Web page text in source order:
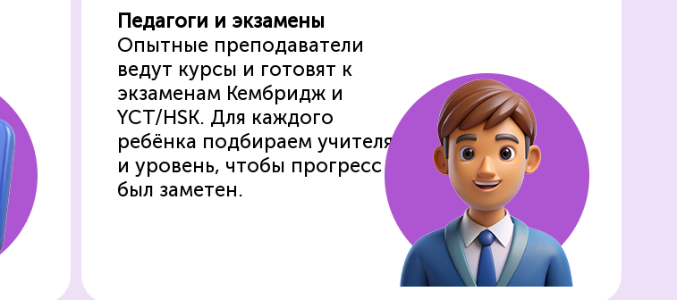
Педагоги и экзамены
Опытные преподаватели
ведут курсы и готовят к
экзаменам Кембридж и
YCT/HSK. Для каждого
ребёнка подбираем учителя
и уровень, чтобы прогресс
был заметен.